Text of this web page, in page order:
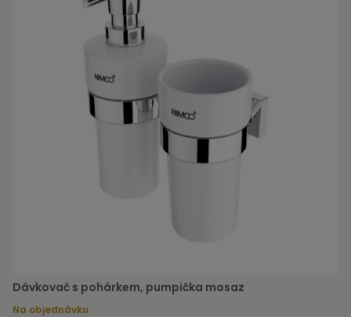
Dávkovač s pohárkem, pumpička mosaz
Na objednávku